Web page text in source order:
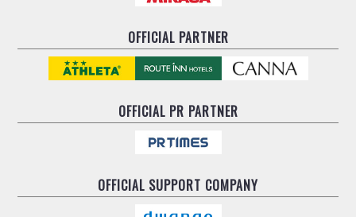
OFFICIAL PARTNER
OFFICIALPR PARTNER
OFFICIAL SUPPORT COMPANY